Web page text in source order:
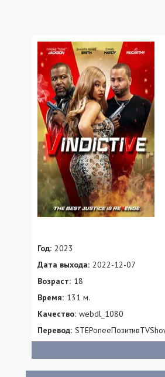
Год: 2023
Дата выхода: 2022-12-07
Возраст: 18
Время: 131 м.
Качество: webdl_1080
Перевод: